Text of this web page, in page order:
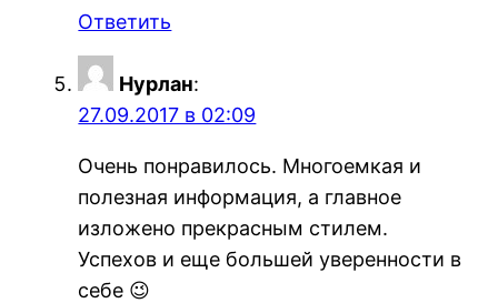
Ответить
Нурлан:
27.09.2017 в 02:09
Очень понравилось. Многоемкая и
полезная информация, а главное
изложено прекрасным стилем.
Успехов и еще большей уверенности в
себе 😉